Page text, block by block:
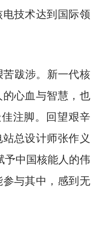
技术达到国际领
跋涉。新一代核
心血与智慧，也
注脚。回望艰辛
总设计师张作义
予中国核能人的伟
与其中，感到无